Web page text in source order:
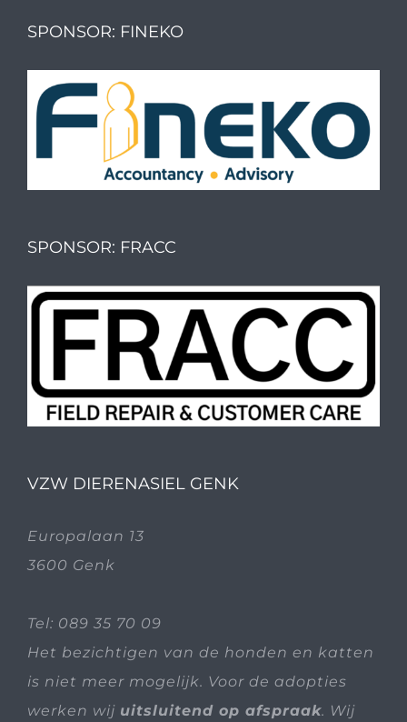
SPONSOR: FINEKO
SPONSOR: FRACC
VZW DIERENASIEL GENK
Europalaan 13
3600 Genk
Tel: 089 35 70 09
Het bezichtigen van de honden en katten
is niet meer mogelijk. Voor de adopties
werken wij uitsluitend op afspraak. Wij